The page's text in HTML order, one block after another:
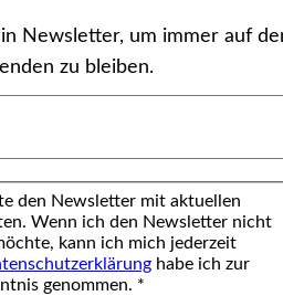
Newsletter, um immer auf
zu bleiben.
den Newsletter mit aktuellen
Wenn ich den Newsletter nicht
kann ich mich jederzeit
habe ich zur
genommen. *